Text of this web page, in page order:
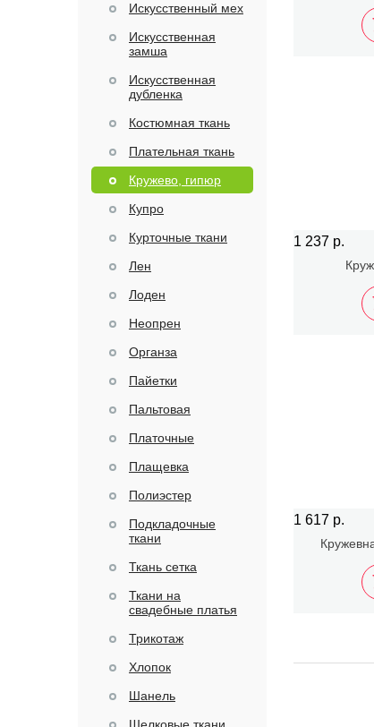
Искусственный мех
Искусственная
замша
Искусственная
дубленка
Костюмная ткань
Плательная ткань
Кружево, гипюр
Купро
Курточные ткани
Лен
Лоден
Неопрен
Органза
Пайетки
Пальтовая
Платочные
Плащевка
Полиэстер
Подкладочные
ткани
Ткань сетка
Ткани на
свадебные платья
Трикотаж
Хлопок
Шанель
1 237 р.
1 617 р.